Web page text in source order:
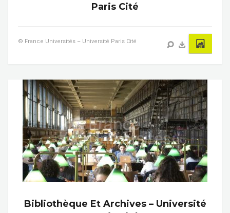
Paris Cité
© France Universités – Université Paris Cité
Bibliothèque Et Archives – Université